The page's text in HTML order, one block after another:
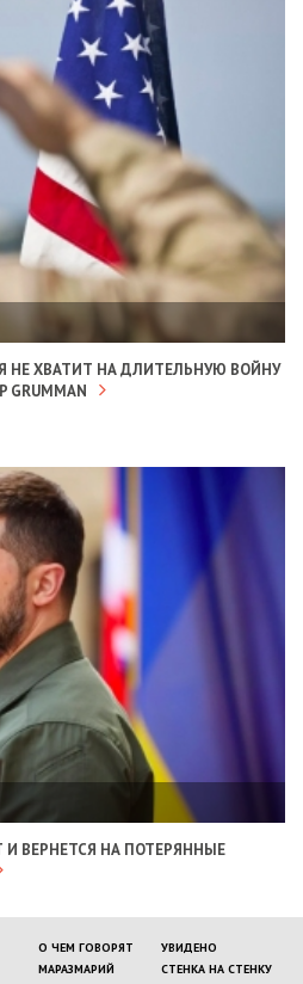
НЕ ХВАТИТ НА ДЛИТЕЛЬНУЮ ВОЙНУ
GRUMMAN
И ВЕРНЕТСЯ НА ПОТЕРЯННЫЕ
О ЧЕМ ГОВОРЯТ
УВИДЕНО
МАРАЗМАРИЙ
СТЕНКА НА СТЕНКУ